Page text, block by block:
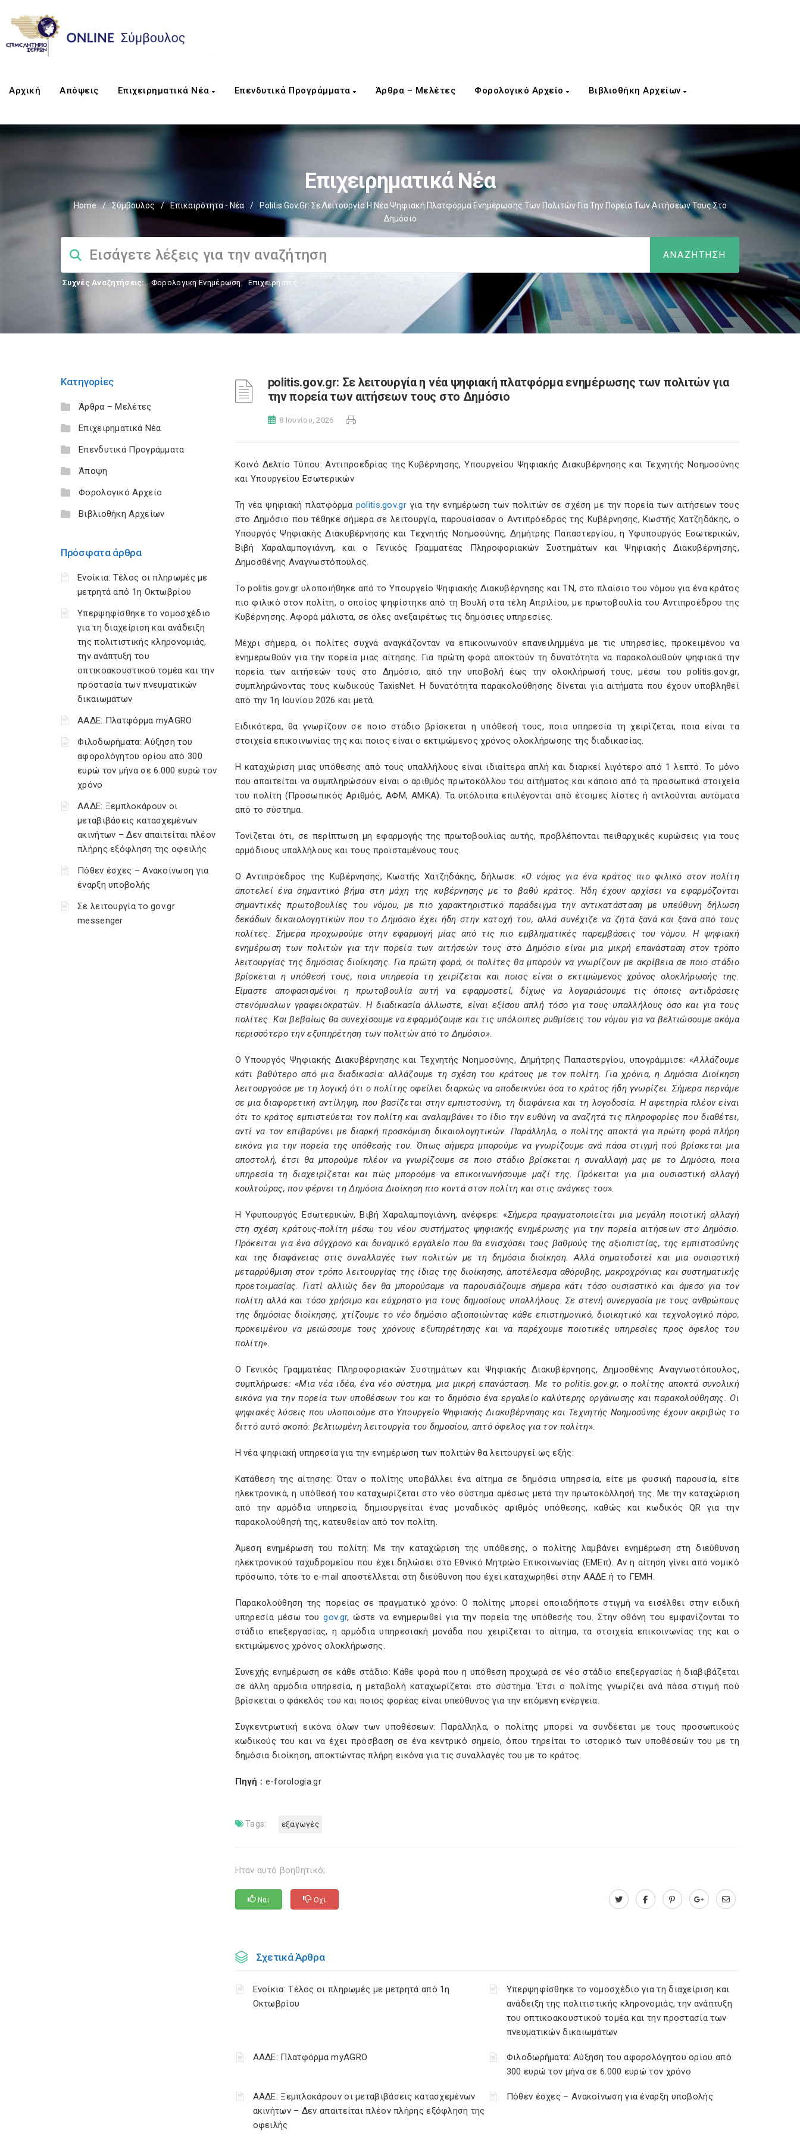
Αρχική Απόψεις Επιχειρηματικά Νέα Επενδυτικά Προγράμματα Άρθρα – Μελέτες Φορολογικό Αρχείο Βιβλιοθήκη Αρχείων
Επιχειρηματικά Νέα
Home / Σύμβουλος / Επικαιρότητα - Νέα /
Politis.gov.gr: Σε Λειτουργία Η Νέα Ψηφιακή Πλατφόρμα Ενημέρωσης Των Πολιτών Για Την Πορεία Των Αιτήσεων Τους Στο
Δημόσιο
Συχνές Αναζητήσεις: Φορολογικη Ενημέρωση, Επιχειρήσεις
Κατηγορίες
Άρθρα – Μελέτες
Επιχειρηματικά Νέα
Επενδυτικά Προγράμματα
Άποψη
Φορολογικό Αρχείο
Βιβλιοθήκη Αρχείων
Πρόσφατα άρθρα
Ενοίκια: Τέλος οι πληρωμές με
μετρητά από 1η Οκτωβρίου
Υπερψηφίσθηκε το νομοσχέδιο
για τη διαχείριση και ανάδειξη
της πολιτιστικής κληρονομιάς,
την ανάπτυξη του
οπτικοακουστικού τομέα και την
προστασία των πνευματικών
δικαιωμάτων
ΑΑΔΕ: Πλατφόρμα myAGRO
Φιλοδωρήματα: Αύξηση του
αφορολόγητου ορίου από 300
ευρώ τον μήνα σε 6.000 ευρώ τον
χρόνο
ΑΑΔΕ: Ξεμπλοκάρουν οι
μεταβιβάσεις κατασχεμένων
ακινήτων – Δεν απαιτείται πλέον
πλήρης εξόφληση της οφειλής
Πόθεν έσχες – Ανακοίνωση για
έναρξη υποβολής
Σε λειτουργία το gov.gr
messenger
politis.gov.gr: Σε λειτουργία η νέα ψηφιακή πλατφόρμα ενημέρωσης των πολιτών για
την πορεία των αιτήσεων τους στο Δημόσιο
8 Ιουνίου, 2026
Κοινό Δελτίο Τύπου: Αντιπροεδρίας της Κυβέρνησης, Υπουργείου Ψηφιακής Διακυβέρνησης και Τεχνητής Νοημοσύνης
και Υπουργείου Εσωτερικών
Τη νέα ψηφιακή πλατφόρμα politis.gov.grγια την ενημέρωση των πολιτών σε σχέση με την πορεία των αιτήσεων τους
στο Δημόσιο που τέθηκε σήμερα σε λειτουργία, παρουσίασαν ο Αντιπρόεδρος της Κυβέρνησης, Κωστής Χατζηδάκης, ο
Υπουργός Ψηφιακής Διακυβέρνησης και Τεχνητής Νοημοσύνης, Δημήτρης Παπαστεργίου, η Υφυπουργός Εσωτερικών,
Βιβή Χαραλαμπογιάννη, και ο Γενικός Γραμματέας Πληροφοριακών Συστημάτων και Ψηφιακής Διακυβέρνησης,
Δημοσθένης Αναγνωστόπουλος.
Το politis.gov.gr υλοποιήθηκε από το Υπουργείο Ψηφιακής Διακυβέρνησης και ΤΝ, στο πλαίσιο του νόμου για ένα κράτος
πιο φιλικό στον πολίτη, ο οποίος ψηφίστηκε από τη Βουλή στα τέλη Απριλίου, με πρωτοβουλία του Αντιπροέδρου της
Κυβέρνησης. Αφορά μάλιστα, σε όλες ανεξαιρέτως τις δημόσιες υπηρεσίες.
Μέχρι σήμερα, οι πολίτες συχνά αναγκάζονταν να επικοινωνούν επανειλημμένα με τις υπηρεσίες, προκειμένου να
ενημερωθούν για την πορεία μιας αίτησης. Για πρώτη φορά αποκτούν τη δυνατότητα να παρακολουθούν ψηφιακά την
πορεία των αιτήσεών τους στο Δημόσιο, από την υποβολή έως την ολοκλήρωσή τους, μέσω του politis.gov.gr,
συμπληρώνοντας τους κωδικούς TaxisNet. H δυνατότητα παρακολούθησης δίνεται για αιτήματα που έχουν υποβληθεί
από την 1η Ιουνίου 2026 και μετά.
Ειδικότερα, θα γνωρίζουν σε ποιο στάδιο βρίσκεται η υπόθεσή τους, ποια υπηρεσία τη χειρίζεται, ποια είναι τα
στοιχεία επικοινωνίας της και ποιος είναι ο εκτιμώμενος χρόνος ολοκλήρωσης της διαδικασίας.
Η καταχώριση μιας υπόθεσης από τους υπαλλήλους είναι ιδιαίτερα απλή και διαρκεί λιγότερο από 1 λεπτό. Το μόνο
που απαιτείται να συμπληρώσουν είναι ο αριθμός πρωτοκόλλου του αιτήματος και κάποιο από τα προσωπικά στοιχεία
του πολίτη (Προσωπικός Αριθμός, ΑΦΜ, ΑΜΚΑ). Τα υπόλοιπα επιλέγονται από έτοιμες λίστες ή αντλούνται αυτόματα
από το σύστημα.
Τονίζεται ότι, σε περίπτωση μη εφαρμογής της πρωτοβουλίας αυτής, προβλέπονται πειθαρχικές κυρώσεις για τους
αρμόδιους υπαλλήλους και τους προϊσταμένους τους.
Ο Αντιπρόεδρος της Κυβέρνησης, Κωστής Χατζηδάκης, δήλωσε: «Ο νόμος για ένα κράτος πιο φιλικό στον πολίτη
αποτελεί ένα σημαντικό βήμα στη μάχη της κυβέρνησης με το βαθύ κράτος. Ήδη έχουν αρχίσει να εφαρμόζονται
σημαντικές πρωτοβουλίες του νόμου, με πιο χαρακτηριστικό παράδειγμα την αντικατάσταση με υπεύθυνη δήλωση
δεκάδων δικαιολογητικών που το Δημόσιο έχει ήδη στην κατοχή του, αλλά συνέχιζε να ζητά ξανά και ξανά από τους
πολίτες. Σήμερα προχωρούμε στην εφαρμογή μίας από τις πιο εμβληματικές παρεμβάσεις του νόμου. Η ψηφιακή
ενημέρωση των πολιτών για την πορεία των αιτήσεών τους στο Δημόσιο είναι μια μικρή επανάσταση στον τρόπο
λειτουργίας της δημόσιας διοίκησης. Για πρώτη φορά, οι πολίτες θα μπορούν να γνωρίζουν με ακρίβεια σε ποιο στάδιο
βρίσκεται η υπόθεσή τους, ποια υπηρεσία τη χειρίζεται και ποιος είναι ο εκτιμώμενος χρόνος ολοκλήρωσής της.
Είμαστε αποφασισμένοι η πρωτοβουλία αυτή να εφαρμοστεί, δίχως να λογαριάσουμε τις όποιες αντιδράσεις
στενόμυαλων γραφειοκρατών. Η διαδικασία άλλωστε, είναι εξίσου απλή τόσο για τους υπαλλήλους όσο και για τους
πολίτες. Και βεβαίως θα συνεχίσουμε να εφαρμόζουμε και τις υπόλοιπες ρυθμίσεις του νόμου για να βελτιώσουμε ακόμα
περισσότερο την εξυπηρέτηση των πολιτών από το Δημόσιο».
Ο Υπουργός Ψηφιακής Διακυβέρνησης και Τεχνητής Νοημοσύνης, Δημήτρης Παπαστεργίου, υπογράμμισε: «Αλλάζουμε
κάτι βαθύτερο από μια διαδικασία: αλλάζουμε τη σχέση του κράτους με τον πολίτη. Για χρόνια, η Δημόσια Διοίκηση
λειτουργούσε με τη λογική ότι ο πολίτης οφείλει διαρκώς να αποδεικνύει όσα το κράτος ήδη γνωρίζει. Σήμερα περνάμε
σε μια διαφορετική αντίληψη, που βασίζεται στην εμπιστοσύνη, τη διαφάνεια και τη λογοδοσία. Η αφετηρία πλέον είναι
ότι το κράτος εμπιστεύεται τον πολίτη και αναλαμβάνει το ίδιο την ευθύνη να αναζητά τις πληροφορίες που διαθέτει,
αντί να τον επιβαρύνει με διαρκή προσκόμιση δικαιολογητικών. Παράλληλα, ο πολίτης αποκτά για πρώτη φορά πλήρη
εικόνα για την πορεία της υπόθεσής του. Όπως σήμερα μπορούμε να γνωρίζουμε ανά πάσα στιγμή πού βρίσκεται μια
αποστολή, έτσι θα μπορούμε πλέον να γνωρίζουμε σε ποιο στάδιο βρίσκεται η συναλλαγή μας με το Δημόσιο, ποια
υπηρεσία τη διαχειρίζεται και πώς μπορούμε να επικοινωνήσουμε μαζί της. Πρόκειται για μια ουσιαστική αλλαγή
κουλτούρας, που φέρνει τη Δημόσια Διοίκηση πιο κοντά στον πολίτη και στις ανάγκες του».
Η Υφυπουργός Εσωτερικών, Βιβή Χαραλαμπογιάννη, ανέφερε: «Σήμερα πραγματοποιείται μια μεγάλη ποιοτική αλλαγή
στη σχέση κράτους-πολίτη μέσω του νέου συστήματος ψηφιακής ενημέρωσης για την πορεία αιτήσεων στο Δημόσιο.
Πρόκειται για ένα σύγχρονο και δυναμικό εργαλείο που θα ενισχύσει τους βαθμούς της αξιοπιστίας, της εμπιστοσύνης
και της διαφάνειας στις συναλλαγές των πολιτών με τη δημόσια διοίκηση. Αλλά σηματοδοτεί και μια ουσιαστική
μεταρρύθμιση στον τρόπο λειτουργίας της ίδιας της διοίκησης, αποτέλεσμα αθόρυβης, μακροχρόνιας και συστηματικής
προετοιμασίας. Γιατί αλλιώς δεν θα μπορούσαμε να παρουσιάζουμε σήμερα κάτι τόσο ουσιαστικό και άμεσο για τον
πολίτη αλλά και τόσο χρήσιμο και εύχρηστο για τους δημοσίους υπαλλήλους. Σε στενή συνεργασία με τους ανθρώπους
της δημόσιας διοίκησης, χτίζουμε το νέο δημόσιο αξιοποιώντας κάθε επιστημονικό, διοικητικό και τεχνολογικό πόρο,
προκειμένου να μειώσουμε τους χρόνους εξυπηρέτησης και να παρέχουμε ποιοτικές υπηρεσίες προς όφελος του
πολίτη».
Ο Γενικός Γραμματέας Πληροφοριακών Συστημάτων και Ψηφιακής Διακυβέρνησης, Δημοσθένης Αναγνωστόπουλος,
συμπλήρωσε: «Μια νέα ιδέα, ένα νέο σύστημα, μια μικρή επανάσταση. Με τοpolitis.gov.gr, ο πολίτης αποκτά συνολική
εικόνα για την πορεία των υποθέσεων του και το δημόσιο ένα εργαλείο καλύτερης οργάνωσης και παρακολούθησης. Οι
ψηφιακές λύσεις που υλοποιούμε στο Υπουργείο Ψηφιακής Διακυβέρνησης και Τεχνητής Νοημοσύνης έχουν ακριβώς το
διττό αυτό σκοπό: βελτιωμένη λειτουργία του δημοσίου, απτό όφελος για τον πολίτη».
Η νέα ψηφιακή υπηρεσία για την ενημέρωση των πολιτών θα λειτουργεί ως εξής:
Κατάθεση της αίτησης: Όταν ο πολίτης υποβάλλει ένα αίτημα σε δημόσια υπηρεσία, είτε με φυσική παρουσία, είτε
ηλεκτρονικά, η υπόθεσή του καταχωρίζεται στο νέο σύστημα αμέσως μετά την πρωτοκόλλησή της. Με την καταχώριση
από την αρμόδια υπηρεσία, δημιουργείται ένας μοναδικός αριθμός υπόθεσης, καθώς και κωδικός QR για την
παρακολούθησή της, κατευθείαν από τον πολίτη.
Άμεση ενημέρωση του πολίτη: Με την καταχώριση της υπόθεσης, ο πολίτης λαμβάνει ενημέρωση στη διεύθυνση
ηλεκτρονικού ταχυδρομείου που έχει δηλώσει στο Εθνικό Μητρώο Επικοινωνίας (ΕΜΕπ). Αν η αίτηση γίνει από νομικό
πρόσωπο, τότε το e-mail αποστέλλεται στη διεύθυνση που έχει καταχωρηθεί στην ΑΑΔΕ ή το ΓΕΜΗ.
Παρακολούθηση της πορείας σε πραγματικό χρόνο: Ο πολίτης μπορεί οποιαδήποτε στιγμή να εισέλθει στην ειδική
υπηρεσία μέσω τουgov.gr, ώστε να ενημερωθεί για την πορεία της υπόθεσής του. Στην οθόνη του εμφανίζονται το
στάδιο επεξεργασίας, η αρμόδια υπηρεσιακή μονάδα που χειρίζεται το αίτημα, τα στοιχεία επικοινωνίας της και ο
εκτιμώμενος χρόνος ολοκλήρωσης.
Συνεχής ενημέρωση σε κάθε στάδιο: Κάθε φορά που η υπόθεση προχωρά σε νέο στάδιο επεξεργασίας ή διαβιβάζεται
σε άλλη αρμόδια υπηρεσία, η μεταβολή καταχωρίζεται στο σύστημα. Έτσι ο πολίτης γνωρίζει ανά πάσα στιγμή πού
βρίσκεται ο φάκελός του και ποιος φορέας είναι υπεύθυνος για την επόμενη ενέργεια.
Συγκεντρωτική εικόνα όλων των υποθέσεων: Παράλληλα, ο πολίτης μπορεί να συνδέεται με τους προσωπικούς
κωδικούς του και να έχει πρόσβαση σε ένα κεντρικό σημείο, όπου τηρείται το ιστορικό των υποθέσεών του με τη
δημόσια διοίκηση, αποκτώντας πλήρη εικόνα για τις συναλλαγές του με το κράτος.
Πηγή : e-forologia.gr
Tags: εξαγωγές
Ηταν αυτό βοηθητικό;
Ναι Οχι
Σχετικά Άρθρα
Ενοίκια: Τέλος οι πληρωμές με μετρητά από 1η
Οκτωβρίου
Υπερψηφίσθηκε το νομοσχέδιο για τη διαχείριση και
ανάδειξη της πολιτιστικής κληρονομιάς, την ανάπτυξη
του οπτικοακουστικού τομέα και την προστασία των
πνευματικών δικαιωμάτων
ΑΑΔΕ: Πλατφόρμα myAGRO
Φιλοδωρήματα: Αύξηση του αφορολόγητου ορίου από
300 ευρώ τον μήνα σε 6.000 ευρώ τον χρόνο
ΑΑΔΕ: Ξεμπλοκάρουν οι μεταβιβάσεις κατασχεμένων
ακινήτων – Δεν απαιτείται πλέον πλήρης εξόφληση της
οφειλής
Πόθεν έσχες – Ανακοίνωση για έναρξη υποβολής